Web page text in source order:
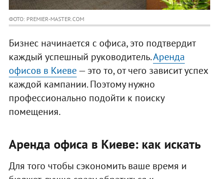
ФОТО: PREMIER-MASTER.COM
Бизнес начинается с офиса, это подтвердит
каждый успешный руководитель.Аренда
офисов в Киеве— это то, от чего зависит успех
каждой кампании. Поэтому нужно
профессионально подойти к поиску
помещения.
Аренда офиса в Киеве: как искать
Для того чтобы сэкономить ваше время и